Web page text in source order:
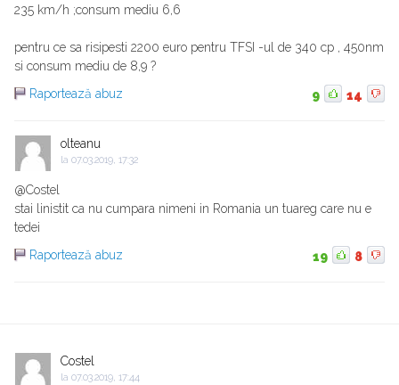
235 km/h ;consum mediu 6,6
pentru ce sa risipesti 2200 euro pentru TFSI -ul de 340 cp , 450nm
si consum mediu de 8,9 ?
Raportează abuz
9 14
olteanu
la 07.03.2019, 17:32
@Costel
stai linistit ca nu cumpara nimeni in Romania un tuareg care nu e
tedei
Raportează abuz
19 8
Costel
la 07.03.2019, 17:44